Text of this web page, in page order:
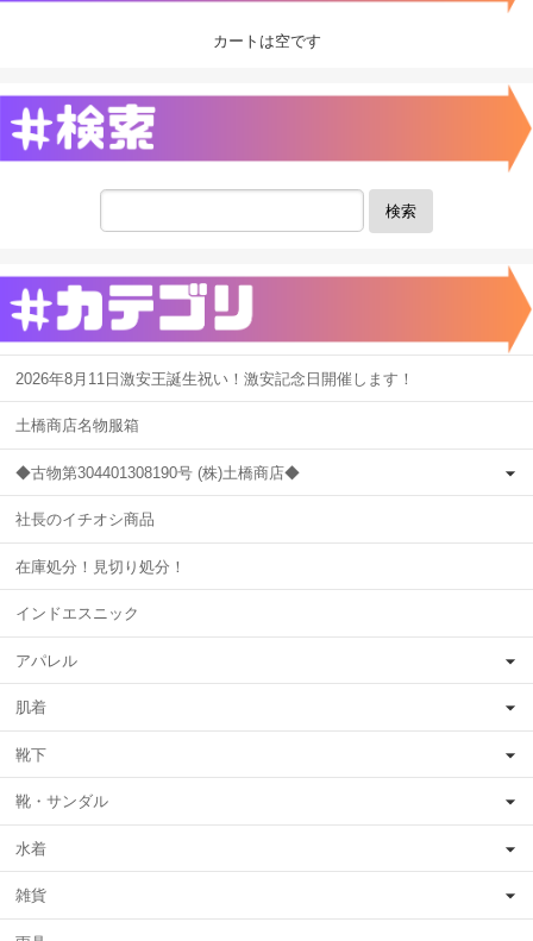
カートは空です
検索
2026年8月11日激安王誕生祝い！激安記念日開催します！
土橋商店名物服箱
◆古物第304401308190号 (株)土橋商店◆
社長のイチオシ商品
在庫処分！見切り処分！
インドエスニック
アパレル
肌着
靴下
靴・サンダル
水着
雑貨